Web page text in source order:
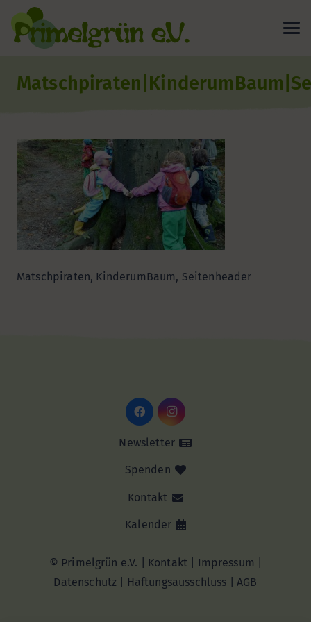
Matschpiraten, KinderumBaum, Seitenheader
Newsletter
Spenden
Kontakt
Kalender
© Primelgrün e.V. | Kontakt Impressum
Datenschutz
Haftungsausschluss |AGB